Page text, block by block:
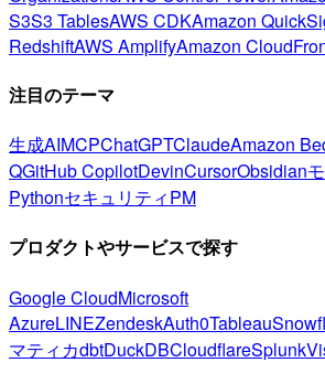
S3S3 TablesAWS CDKAmazon
RedshiftAWS AmplifyAmazon
注目のテーマ
生成AIMCPChatGPTClaudeAmazon
QGitHub CopilotDevinCursorObsidian
PythonセキュリティPM
プロダクトやサービスで探す
Google CloudMicrosoft
AzureLINEZendeskAuth0Tableau
マティカdbtDuckDBCloudflareSplunk